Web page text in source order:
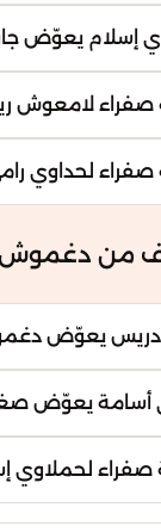
إسلام يعوّض
صفراء لامعوش
صفراء لحداوي
من دغموش
يعوّض
أسامة يعوّض
صفراء لحملاوي